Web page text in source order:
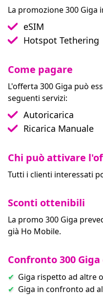
La promozione 300 Giga
eSIM
Hotspot Tethering
Come pagare
L'offerta 300 Giga può
seguenti servizi:
Autoricarica
Ricarica Manuale
Chi può attivare
Tutti i clienti interessati
Sconti ottenibili
La promo 300 Giga
già Ho Mobile.
Confronto 300
Giga rispetto ad altre
Giga in confronto ad